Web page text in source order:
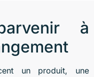
à
un produit, une